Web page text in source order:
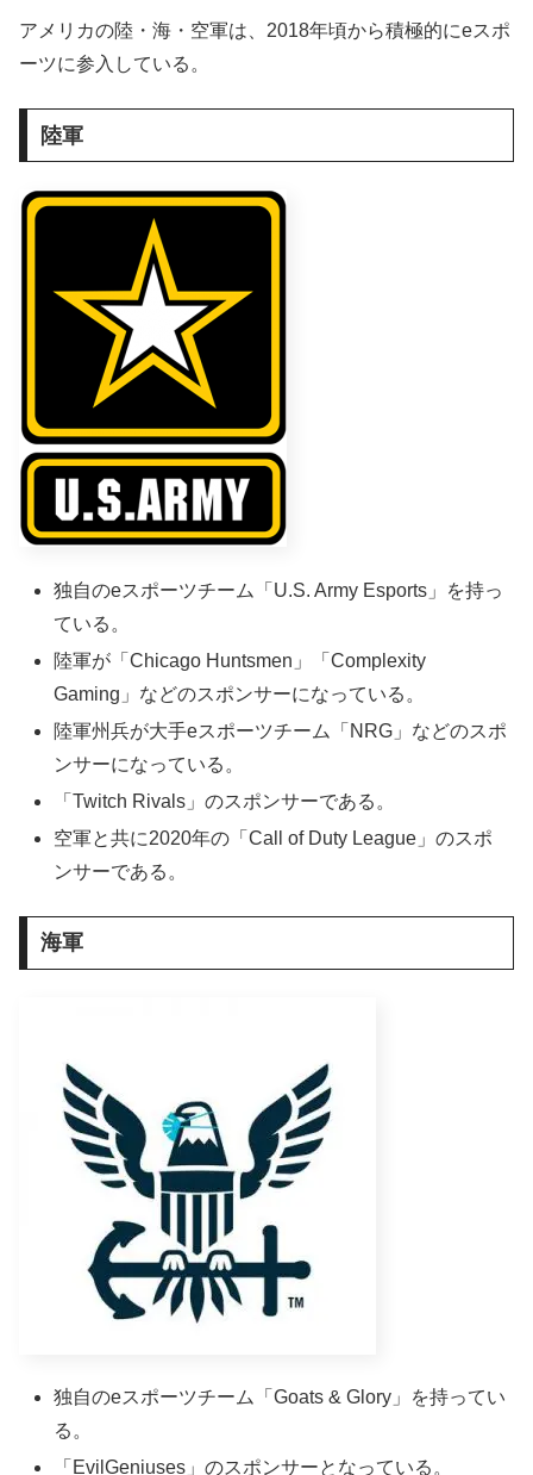
アメリカの陸・海・空軍は、2018年頃から積極的にeスポ
ーツに参入している。
陸軍
独自のeスポーツチーム「U.S. Army Esports」を持っ
ている。
陸軍が「Chicago Huntsmen」「Complexity
Gaming」などのスポンサーになっている。
陸軍州兵が大手eスポーツチーム「NRG」などのスポ
ンサーになっている。
「Twitch Rivals」のスポンサーである。
空軍と共に2020年の「Call of Duty League」のスポ
ンサーである。
海軍
独自のeスポーツチーム「Goats & Glory」を持ってい
る。
「EvilGeniuses」のスポンサーとなっている。